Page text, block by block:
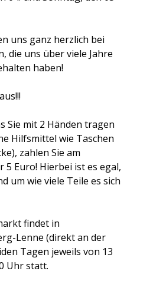
uns ganz herzlich bei
die uns über viele Jahre
haben!
Sie mit 2 Händen tragen
Hilfsmittel wie Taschen
zahlen Sie am
5 Euro! Hierbei ist es egal,
um wie viele Teile es sich
findet in
Lenne (direkt an der
Tagen jeweils von 13
Uhr statt.